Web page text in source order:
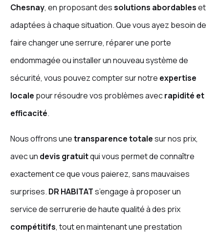
Chesnay, en proposant dessolutions abordableset
adaptées à chaque situation. Que vous ayez besoin de
faire changer une serrure, réparer une porte
endommagée ou installer un nouveau système de
sécurité, vous pouvez compter sur notre expertise
locale pour résoudre vos problèmes avecrapidité et
efficacité.
Nous offrons unetransparence totalesur nos prix,
avec un devis gratuitqui vous permet de connaître
exactement ce que vous paierez, sans mauvaises
surprises. DR HABITATs’engage à proposer un
service de serrurerie de haute qualité à des prix
compétitifs, tout en maintenant une prestation